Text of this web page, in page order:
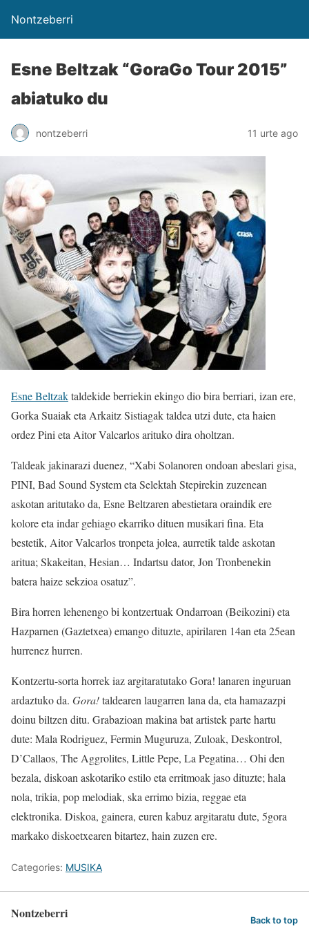
Nontzeberri
Esne Beltzak “GoraGo Tour 2015”
abiatuko du
nontzeberri 11 urte ago
Esne Beltzaktaldekide berriekin ekingo dio bira berriari, izan ere,
Gorka Suaiak eta Arkaitz Sistiagak taldea utzi dute, eta haien
ordez Pini eta Aitor Valcarlos arituko dira oholtzan.
Taldeak jakinarazi duenez, “Xabi Solanoren ondoan abeslari gisa,
PINI, Bad Sound System eta Selektah Stepirekin zuzenean
askotan aritutako da, Esne Beltzaren abestietara oraindik ere
kolore eta indar gehiago ekarriko dituen musikari fina. Eta
bestetik, Aitor Valcarlos tronpeta jolea, aurretik talde askotan
aritua; Skakeitan, Hesian… Indartsu dator, Jon Tronbenekin
batera haize sekzioa osatuz”.
Bira horren lehenengo bi kontzertuak Ondarroan (Beikozini) eta
Hazparnen (Gaztetxea) emango dituzte, apirilaren 14an eta 25ean
hurrenez hurren.
Kontzertu-sorta horrek iaz argitaratutako Gora! lanaren inguruan
ardaztuko da. Gora!taldearen laugarren lana da, eta hamazazpi
doinu biltzen ditu. Grabazioan makina bat artistek parte hartu
dute: Mala Rodriguez, Fermin Muguruza, Zuloak, Deskontrol,
D’Callaos, The Aggrolites, Little Pepe, La Pegatina… Ohi den
bezala, diskoan askotariko estilo eta erritmoak jaso dituzte; hala
nola, trikia, pop melodiak, ska errimo bizia, reggae eta
elektronika. Diskoa, gainera, euren kabuz argitaratu dute, 5gora
markako diskoetxearen bitartez, hain zuzen ere.
Categories: MUSIKA
Nontzeberri Back to top